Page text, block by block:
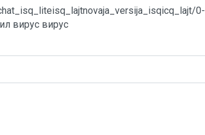
0-
вирус вирус